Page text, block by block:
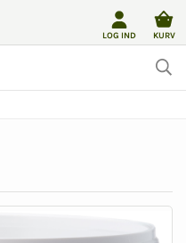
LOG IND KURV